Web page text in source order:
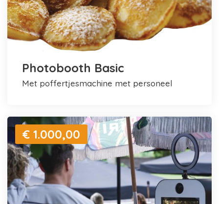
Photobooth Basic
met poffertjesmachine met personeel
€ 1.000,00